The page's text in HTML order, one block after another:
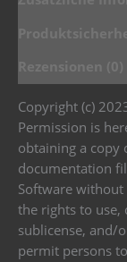
Copyright (c)
Permission is
obtaining a copy
documentation
Software
the rights to use,
sublicense, and/
permit persons